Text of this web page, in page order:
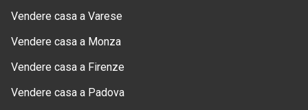
Vendere casa a Varese
Vendere casa a Monza
Vendere casa a Firenze
Vendere casa a Padova